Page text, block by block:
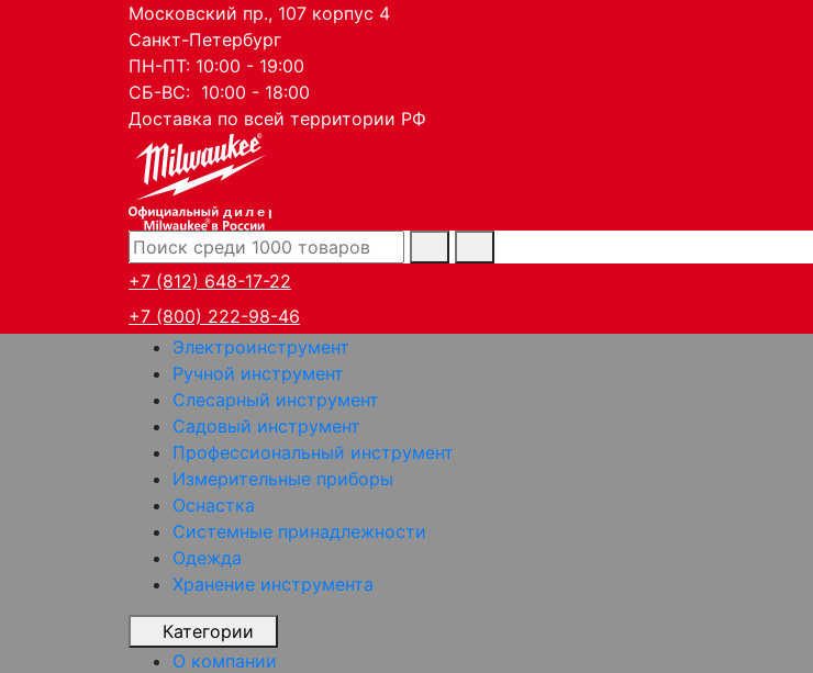
Московский пр., 107 корпус 4
Санкт-Петербург
ПН-ПТ: 10:00 - 19:00
СБ-ВС: 10:00 - 18:00
Доставка по всей территории РФ
дилер
+7 (812) 648-17-22
+7 (800) 222-98-46
Электроинструмент
Ручной инструмент
Слесарный инструмент
Садовый инструмент
Профессиональный инструмент
Измерительные приборы
Оснастка
Системные принадлежности
Одежда
Хранение инструмента
Категории
О компании